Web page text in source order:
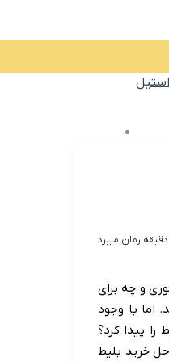
استیل
و هنر
و چه برای
اما با وجود
پیدا کرد؟
خرید بلیط